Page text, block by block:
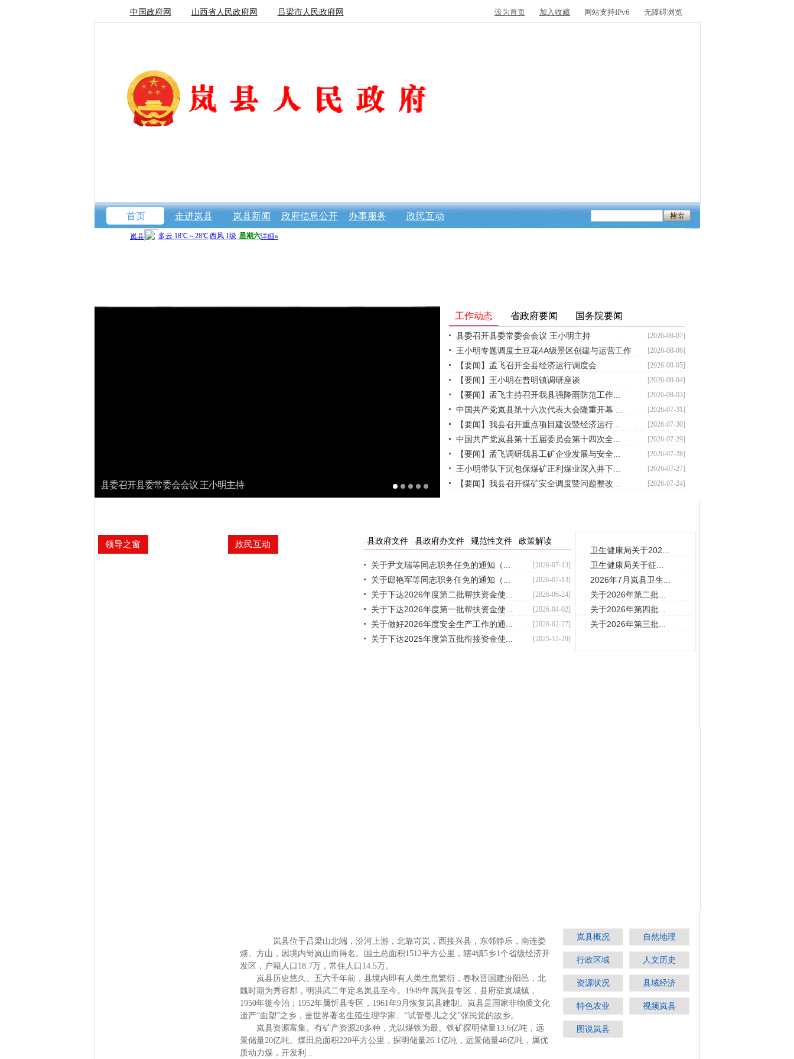
中国政府网 山西省人民政府网 吕梁市人民政府网 设为首页 加入收藏 网站支持IPv6 无障碍浏览
首页 走进岚县 岚县新闻 政府信息公开 办事服务 政民互动
县委召开县委常委会会议 王小明主持
工作动态 省政府要闻 国务院要闻
县委召开县委常委会会议 王小明主持 [2026-08-07]
王小明专题调度土豆花4A级景区创建与运营工作 [2026-08-06]
【要闻】孟飞召开全县经济运行调度会 [2026-08-05]
【要闻】王小明在普明镇调研座谈 [2026-08-04]
【要闻】孟飞主持召开我县强降雨防范工作... [2026-08-03]
中国共产党岚县第十六次代表大会隆重开幕 ... [2026-07-31]
【要闻】我县召开重点项目建设暨经济运行... [2026-07-30]
中国共产党岚县第十五届委员会第十四次全... [2026-07-29]
【要闻】孟飞调研我县工矿企业发展与安全... [2026-07-28]
王小明带队下沉包保煤矿正利煤业深入井下... [2026-07-27]
【要闻】我县召开煤矿安全调度暨问题整改... [2026-07-24]
领导之窗 政民互动 县政府文件 县政府办文件 规范性文件 政策解读
关于尹文瑞等同志职务任免的通知（... [2026-07-13]
关于邸艳军等同志职务任免的通知（... [2026-07-13]
关于下达2026年度第二批帮扶资金使... [2026-06-24]
关于下达2026年度第一批帮扶资金使... [2026-04-02]
关于做好2026年度安全生产工作的通... [2026-02-27]
关于下达2025年度第五批衔接资金使... [2025-12-29]
卫生健康局关于202...
卫生健康局关于征...
2026年7月岚县卫生...
关于2026年第二批...
关于2026年第四批...
关于2026年第三批...
岚县位于吕梁山北端， 汾河上游， 北靠岢岚， 西接兴县， 东邻静乐， 南连娄
烦、 方山， 因境内岢岚山而得名。 国土总面积1512平方公里， 辖4镇5乡1个省级经济开
发区， 户籍人口18.7万， 常住人口14.5万。
岚县历史悠久。 五六千年前， 县境内即有人类生息繁衍， 春秋晋国建汾阳邑， 北
魏时期为秀容郡， 明洪武二年定名岚县至今。 1949年属兴县专区， 县府驻岚城镇，
1950年徙今治； 1952年属忻县专区， 1961年9月恢复岚县建制。 岚县是国家非物质文化
遗产“面塑”之乡， 是世界著名生殖生理学家、 “试管婴儿之父”张民觉的故乡。
岚县资源富集。 有矿产资源20多种， 尤以煤铁为最。 铁矿探明储量13.6亿吨， 远
景储量20亿吨。 煤田总面积220平方公里， 探明储量26.1亿吨， 远景储量48亿吨， 属优
质动力煤， 开发利...
岚县概况 自然地理
行政区域 人文历史
资源状况 县域经济
特色农业 视频岚县
图说岚县